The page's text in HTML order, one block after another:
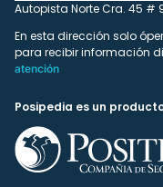
Autopista Norte Cra. 45 #
En esta dirección solo
para recibir información
atención
Posipedia es un